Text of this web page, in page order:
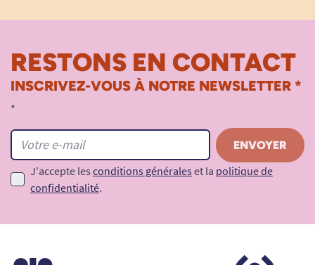
RESTONS EN CONTACT
INSCRIVEZ-VOUS À NOTRE NEWSLETTER *
*
J'accepte les conditions générales et la politique de
confidentialité.